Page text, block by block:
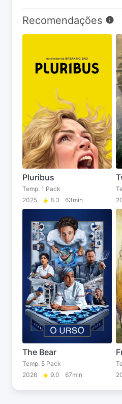
Recomendações
Pluribus
Temp. 1 Pack
2025
8.3 63min
The Bear
Temp. 5 Pack
2026
9.0 67min